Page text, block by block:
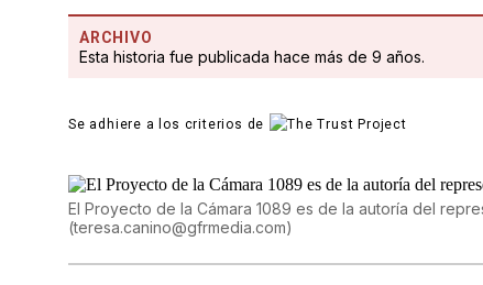
ARCHIVO
Esta historia fue publicada hace más de 9 años.
Se adhiere a los criterios de
El Proyecto de la Cámara 1089 es de la autoría del
(teresa.canino@gfrmedia.com)